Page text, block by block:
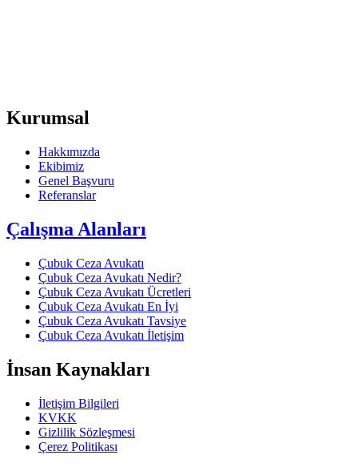
Kurumsal
Hakkımızda
Ekibimiz
Genel Başvuru
Referanslar
Çalışma Alanları
Çubuk Ceza Avukatı
Çubuk Ceza Avukatı Nedir?
Çubuk Ceza Avukatı Ücretleri
Çubuk Ceza Avukatı En İyi
Çubuk Ceza Avukatı Tavsiye
Çubuk Ceza Avukatı İletişim
İnsan Kaynakları
İletişim Bilgileri
KVKK
Gizlilik Sözleşmesi
Çerez Politikası